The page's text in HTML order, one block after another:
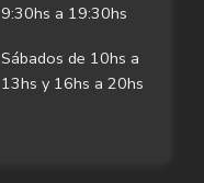
9:30hs a 19:30hs
Sábados de 10hs a
13hs y 16hs a 20hs